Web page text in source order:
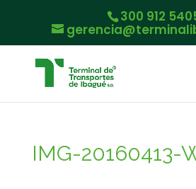
300 912
IMG-20160413-